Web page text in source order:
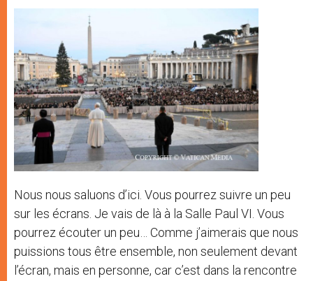
Nous nous saluons d’ici. Vous pourrez suivre un peu
sur les écrans. Je vais de là à la Salle Paul VI. Vous
pourrez écouter un peu… Comme j’aimerais que nous
puissions tous être ensemble, non seulement devant
l’écran, mais en personne, car c’est dans la rencontre